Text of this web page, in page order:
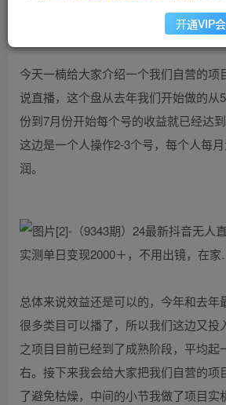
今天一楠给大家介绍一个我们自营的项
说直播，这个盘从去年我们开始做的从
份到7月份开始每个号的收益就已经达
这边是一个人操作2-3个号，每个人每
润。
总体来说效益还是可以的，今年和去年
很多类目可以播了，所以我们这边又投
之项目目前已经到了成熟阶段，平均起
右。接下来我会给大家把我们自营的项
了避免枯燥，中间的小节我做了项目实
开通VIP